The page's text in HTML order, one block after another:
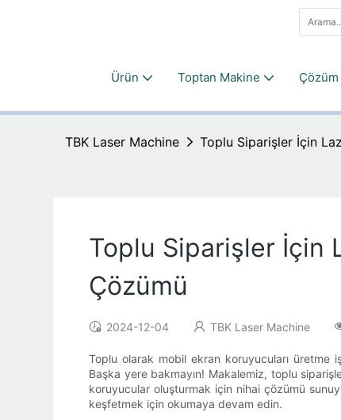
Ürün Toptan Makine Çözüm
TBK Laser Machine Toplu Siparişler İçin
Toplu Siparişler İçin
Çözümü
2024-12-04 TBK Laser Machine
Toplu olarak mobil ekran koruyucuları üretme
Başka yere bakmayın! Makalemiz, toplu
koruyucular oluşturmak için nihai çözümü
keşfetmek için okumaya devam edin.